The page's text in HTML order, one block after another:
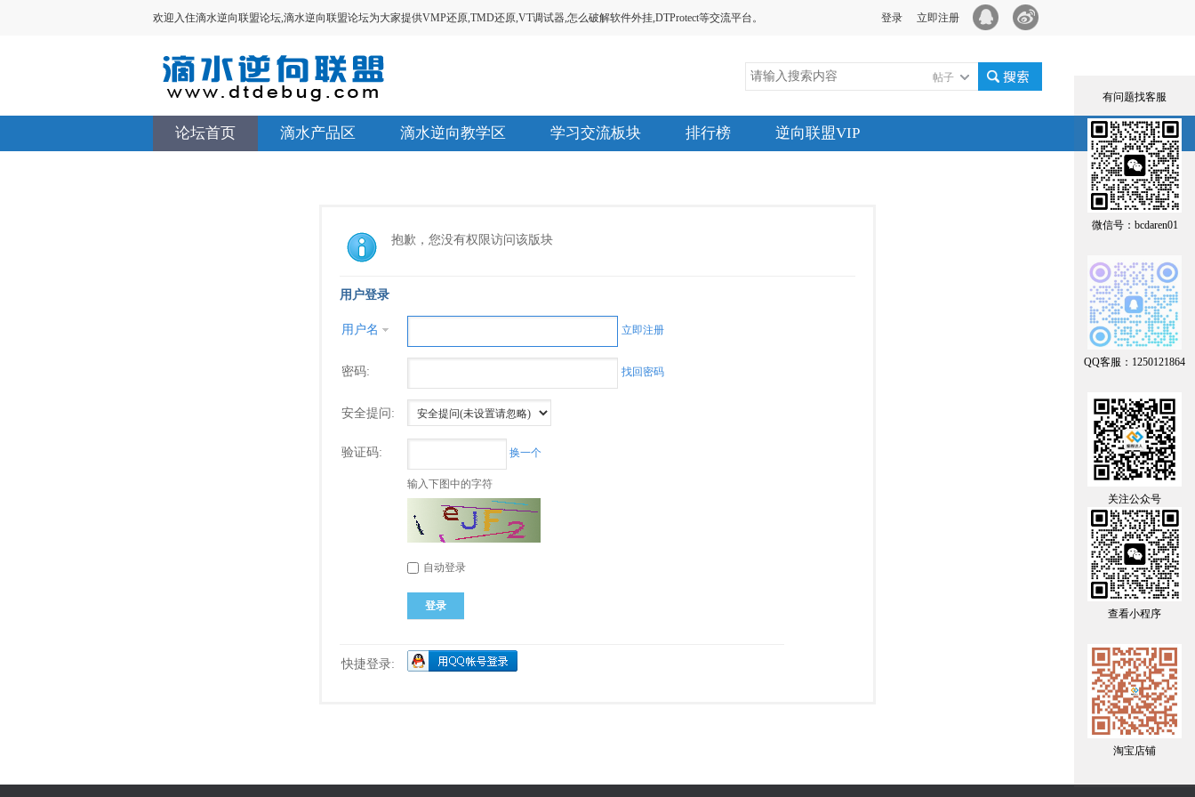
欢迎入住滴水逆向联盟论坛,滴水逆向联盟论坛为大家提供VMP还原,TMD还原,VT调试器,怎么破解软件外挂,DTProtect等交流平台。 立即注册
登录
帖子
论坛首页 滴水产品区 滴水逆向教学区 学习交流板块 排行榜 逆向联盟VIP
有问题找客服
微信号：bcdaren01
QQ客服：1250121864
关注公众号
查看小程序
淘宝店铺
抱歉，您没有权限访问该版块
用户登录
用户名 立即注册
密码: 找回密码
安全提问:
验证码: 换一个
输入下图中的字符
自动登录
登录
快捷登录: